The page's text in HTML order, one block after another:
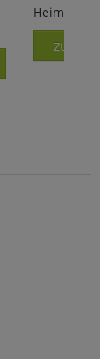
Heimische
zum